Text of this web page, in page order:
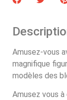
Amusez-vous
magnifique
modèles des
Amusez vous